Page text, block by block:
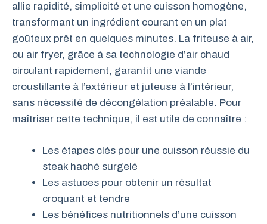
allie rapidité, simplicité et une cuisson homogène,
transformant un ingrédient courant en un plat
goûteux prêt en quelques minutes. La friteuse à air,
ou air fryer, grâce à sa technologie d’air chaud
circulant rapidement, garantit une viande
croustillante à l’extérieur et juteuse à l’intérieur,
sans nécessité de décongélation préalable. Pour
maîtriser cette technique, il est utile de connaître :
Les étapes clés pour une cuisson réussie du
steak haché surgelé
Les astuces pour obtenir un résultat
croquant et tendre
Les bénéfices nutritionnels d’une cuisson